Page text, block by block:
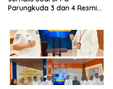
Parungkuda 3 dan 4 Resmi